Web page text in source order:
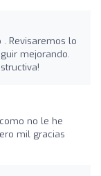
. Revisaremos lo
mejorando.
no le he
mil gracias